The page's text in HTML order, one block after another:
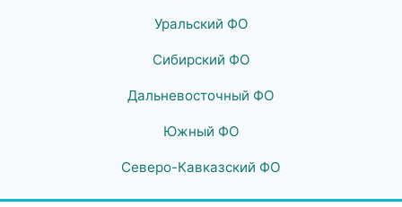
Уральский ФО
Сибирский ФО
Дальневосточный ФО
Южный ФО
Северо-Кавказский ФО